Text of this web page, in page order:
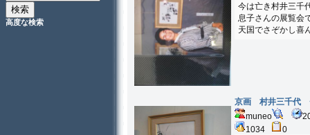
高度な検索
今は亡き村井三千
息子さんの展覧会
天国でさぞかし喜
京画 村井三千代
muneo
1034
0